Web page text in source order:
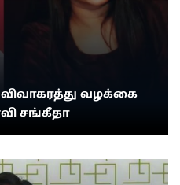
வழக்கை
சங்கீதா